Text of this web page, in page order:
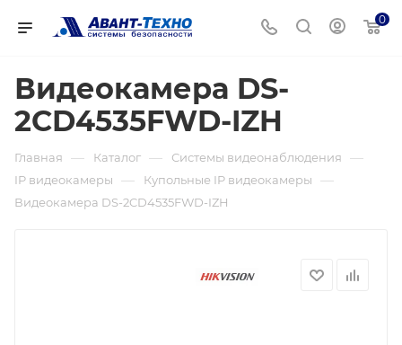
0
Видеокамера DS-
2CD4535FWD-IZH
Главная — Каталог — Системы видеонаблюдения —
IP видеокамеры — Купольные IP видеокамеры —
Видеокамера DS-2CD4535FWD-IZH